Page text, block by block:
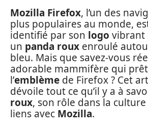
Mozilla Firefox, l’un des
plus populaires au monde,
identifié par son logo vibrant
un panda roux enroulé
bleu. Mais que savez-vous
adorable mammifère qui
l’emblème de Firefox ? Cet
dévoile tout ce qu’il y a à
roux, son rôle dans la
liens avec Mozilla.